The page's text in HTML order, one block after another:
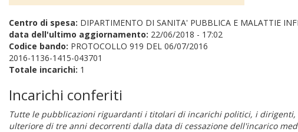
Centro di spesa: DIPARTIMENTO DI SANITA' PUBBLICA E MALATTIE
data dell'ultimo aggiornamento: 22/06/2018 - 17:02
Codice bando: PROTOCOLLO 919 DEL 06/07/2016
2016-1136-1415-043701
Totale incarichi: 1
Incarichi conferiti
Tutte le pubblicazioni riguardanti i titolari di incarichi politici, i
ulteriore di tre anni decorrenti dalla data di cessazione dell'incarico